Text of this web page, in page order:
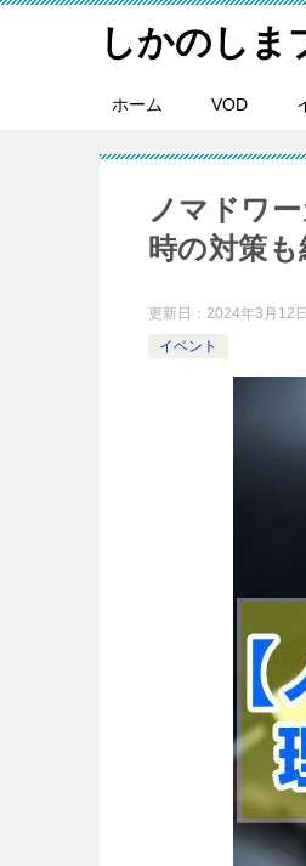
しかのしま
ホーム VOD
ノマドワ
時の対策
更新日： 2024年3月12日
イベント